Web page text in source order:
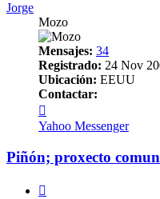
Jorge
Mozo
Mensajes: 34
Registrado: 24 Nov
Ubicación: EEUU
Contactar:
Jorge
Yahoo Messenger
Piñón; proxecto